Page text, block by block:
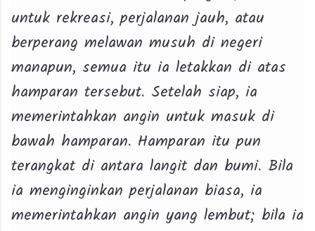
untuk rekreasi, perjalanan jauh, atau
berperang melawan musuh di negeri
manapun, semua itu ia letakkan di atas
hamparan tersebut. Setelah siap, ia
memerintahkan angin untuk masuk di
bawah hamparan. Hamparan itu pun
terangkat di antara langit dan bumi. Bila
ia menginginkan perjalanan biasa, ia
memerintahkan angin yang lembut; bila ia